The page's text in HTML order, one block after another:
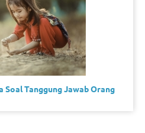
Soal Tanggung Jawab Orang